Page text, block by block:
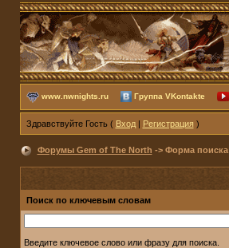
www.nwnights.ru Группа VKontakte
Здравствуйте Гость ( Вход| Регистрация)
Форумы Gem of The North -> Форма поиска
Поиск по ключевым словам
Введите ключевое слово или фразу для поиска.